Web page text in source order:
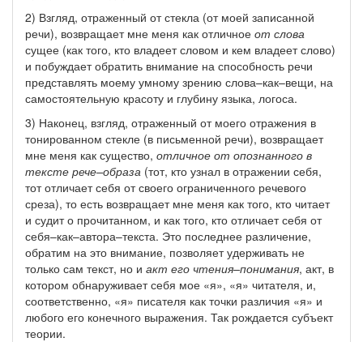
2) Взгляд, отраженный от стекла (от моей записанной
речи), возвращает мне меня как отличное от слова
сущее (как того, кто владеет словом и кем владеет слово)
и побуждает обратить внимание на способность речи
представлять моему умному зрению слова–как–вещи, на
самостоятельную красоту и глубину языка, логоса.
3) Наконец, взгляд, отраженный от моего отражения в
тонированном стекле (в письменной речи), возвращает
мне меня как существо, отличное от опознанного в
тексте рече–образа (тот, кто узнал в отражении себя,
тот отличает себя от своего ограниченного речевого
среза), то есть возвращает мне меня как того, кто читает
и судит о прочитанном, и как того, кто отличает себя от
себя–как–автора–текста. Это последнее различение,
обратим на это внимание, позволяет удерживать не
только сам текст, но и акт его чтения–понимания, акт, в
котором обнаруживает себя мое «я», «я» читателя, и,
соответственно, «я» писателя как точки различия «я» и
любого его конечного выражения. Так рождается субъект
теории.